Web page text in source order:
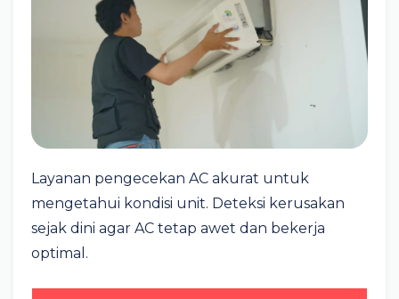
Layanan pengecekan AC akurat untuk
mengetahui kondisi unit. Deteksi kerusakan
sejak dini agar AC tetap awet dan bekerja
optimal.